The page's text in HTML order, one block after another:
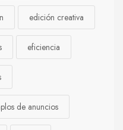
edición creativa
eficiencia
de anuncios